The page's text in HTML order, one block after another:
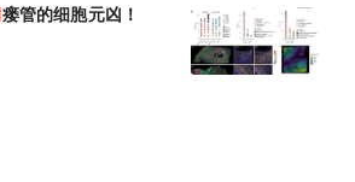
瘘管的细胞元凶！